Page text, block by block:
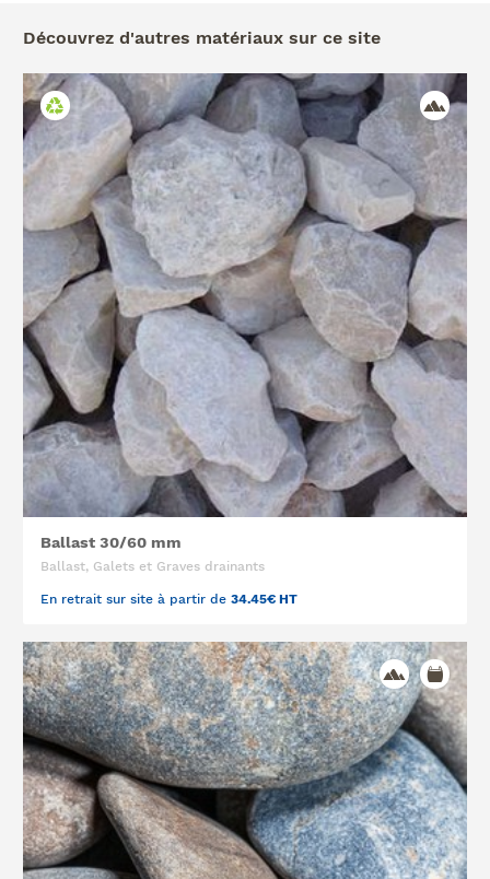
Découvrez d'autres matériaux sur ce site
Ballast 30/60 mm
Ballast, Galets et Graves drainants
En retrait sur site à partir de 34.45€ HT